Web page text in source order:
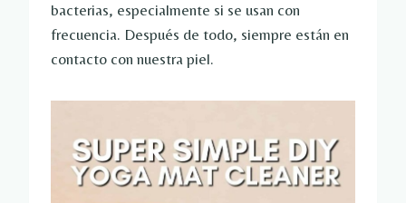
bacterias, especialmente si se usan con
frecuencia. Después de todo, siempre están en
contacto con nuestra piel.